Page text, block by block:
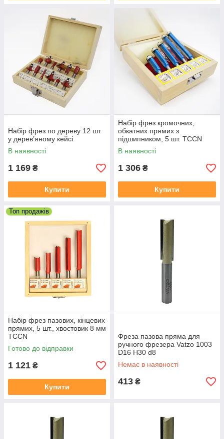
Набір фрез по дереву 12 шт
у дерев’яному кейсі
В наявності
1 169 ₴
Купити
Набір фрез кромочних,
обкатних прямих з
підшипником, 5 шт. TCCN
В наявності
1 306 ₴
Купити
Топ продажів
Набір фрез пазових, кінцевих
прямих, 5 шт., хвостовик 8 мм
TCCN
Готово до відправки
1 121 ₴
Купити
Фреза пазова пряма для
ручного фрезера Vatzo 1003
D16 H30 d8
Немає в наявності
413 ₴